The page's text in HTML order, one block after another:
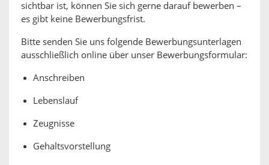
sichtbar ist, können Sie sich gerne darauf bewerben –
es gibt keine Bewerbungsfrist.
Bitte senden Sie uns folgende Bewerbungsunterlagen
ausschließlich online über unser Bewerbungsformular:
Anschreiben
Lebenslauf
Zeugnisse
Gehaltsvorstellung